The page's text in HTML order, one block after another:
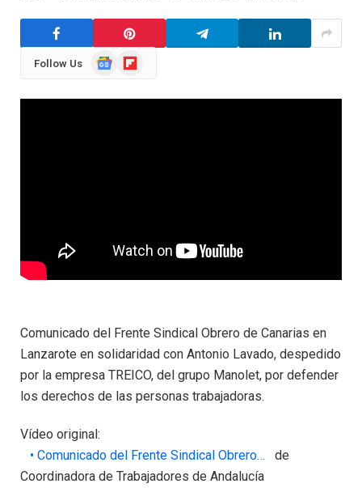
Follow Us
GoogleFlipboard
Comunicado del Frente Sindical Obrero de Canarias en
Lanzarote en solidaridad con Antonio Lavado, despedido
por la empresa TREICO, del grupo Manolet, por defender
los derechos de las personas trabajadoras.
Vídeo original:
• Comunicado del Frente Sindical Obrero…
de
Coordinadora de Trabajadores de Andalucía